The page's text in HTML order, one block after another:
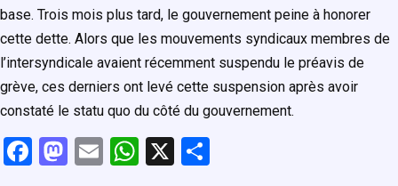
base. Trois mois plus tard, le gouvernement peine à honorer
cette dette. Alors que les mouvements syndicaux membres de
l’intersyndicale avaient récemment suspendu le préavis de
grève, ces derniers ont levé cette suspension après avoir
constaté le statu quo du côté du gouvernement.
F
M E
W X